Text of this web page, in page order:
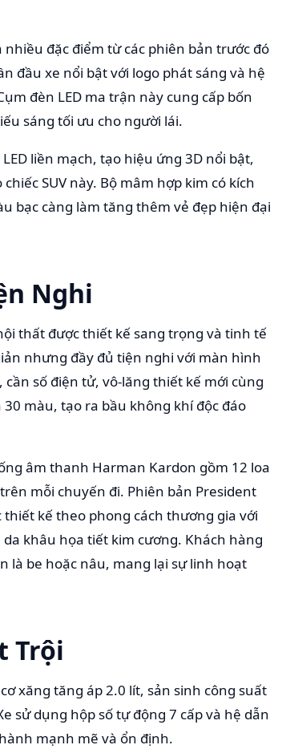
đặc điểm từ các phiên bản trước đó
đầu xe nổi bật với logo phát sáng và hệ
đèn LED ma trận này cung cấp bốn
sáng tối ưu cho người lái.
liền mạch, tạo hiệu ứng 3D nổi bật,
SUV này. Bộ mâm hợp kim có kích
bạc càng làm tăng thêm vẻ đẹp hiện đại
Nghi
thất được thiết kế sang trọng và tinh tế
nhưng đầy đủ tiện nghi với màn hình
số điện tử, vô-lăng thiết kế mới cùng
màu, tạo ra bầu không khí độc đáo
âm thanh Harman Kardon gồm 12 loa
mỗi chuyến đi. Phiên bản President
kế theo phong cách thương gia với
khâu họa tiết kim cương. Khách hàng
là be hoặc nâu, mang lại sự linh hoạt
Trội
xăng tăng áp 2.0 lít, sản sinh công suất
sử dụng hộp số tự động 7 cấp và hệ dẫn
mạnh mẽ và ổn định.